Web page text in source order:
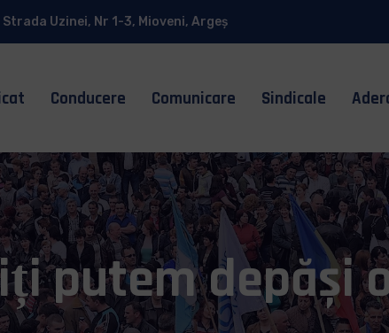
Strada Uzinei, Nr 1-3, Mioveni, Argeș
Conducere Comunicare Sindicale
putem depăși